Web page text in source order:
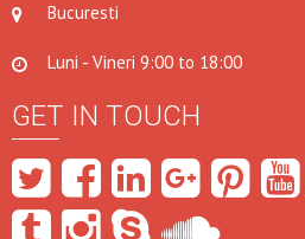
Bucuresti
Luni - Vineri 9:00 to 18:00
GET IN TOUCH